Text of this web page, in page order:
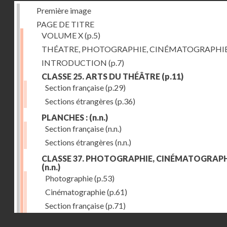
Première image
PAGE DE TITRE
VOLUME X(p.5)
THÉATRE, PHOTOGRAPHIE,
INTRODUCTION (p.7)
CLASSE 25. ARTS DU THÉÂTRE (p.11)
Section française(p.29)
Sections étrangères (p.36)
PLANCHES : (n.n.)
Section française(n.n.)
Sections étrangères (n.n.)
CLASSE 37. PHOTOGRAPHIE,
(n.n.)
Photographie(p.53)
Cinématographie(p.61)
Section française(p.71)